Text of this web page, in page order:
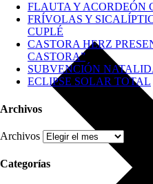
FLAUTA Y ACORDEÓN
FRÍVOLAS Y
CUPLÉ
CASTORA HERZ
CASTORA”
SUBVENCIÓN
ECLIPSE SOLAR TOTAL
Archivos
Archivos
Categorías